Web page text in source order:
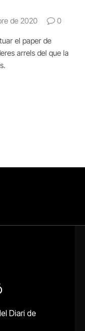
de 2020 0
el paper de
arrels del que la